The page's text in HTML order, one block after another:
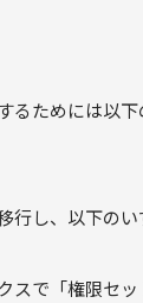
るためには以
行し、以下の
スで「権限セッ